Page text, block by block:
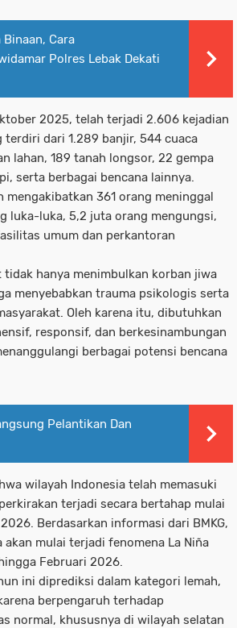
Binaan, Cara
Polres Lebak Dekati
2025, telah terjadi 2.606 kejadian
terdiri dari 1.289 banjir, 544 cuaca
lahan, 189 tanah longsor, 22 gempa
serta berbagai bencana lainnya.
361 orang meninggal
luka-luka, 5,2 juta orang mengungsi,
umum dan perkantoran
tidak hanya menimbulkan korban jiwa
menyebabkan trauma psikologis serta
Oleh karena itu, dibutuhkan
responsif, dan berkesinambungan
berbagai potensi bencana
Pelantikan Dan
wilayah Indonesia telah memasuki
terjadi secara bertahap mulai
Berdasarkan informasi dari BMKG,
mulai terjadi fenomena La Niña
Februari 2026.
ini diprediksi dalam kategori lemah,
berpengaruh terhadap
normal, khususnya di wilayah selatan